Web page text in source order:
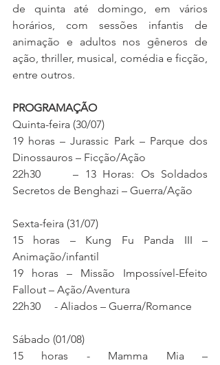
de quinta até domingo, em vários
horários, com sessões infantis de
animação e adultos nos gêneros de
ação, thriller, musical, comédia e ficção,
entre outros.
PROGRAMAÇÃO
Quinta-feira (30/07)
19 horas – Jurassic Park – Parque dos
Dinossauros – Ficção/Ação
22h30     – 13 Horas: Os Soldados
Secretos de Benghazi – Guerra/Ação
Sexta-feira (31/07)
15 horas – Kung Fu Panda III –
Animação/infantil
19 horas – Missão Impossível-Efeito
Fallout – Ação/Aventura
22h30     - Aliados – Guerra/Romance
Sábado (01/08)
15 horas - Mamma Mia –